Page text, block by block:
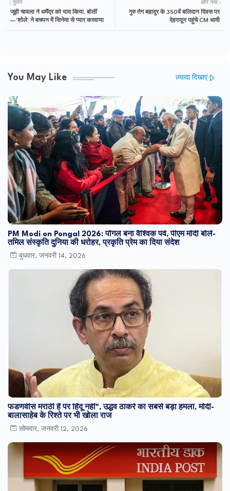
और नया
गुरु तेग बहादुर के 350वें बलिदान दिवस पर
देहरादून पहुंचे CM धामी
पुराने
जूही चावला ने धर्मेंद्र को याद किया, बोलीं
—‘शोले’ ने बचपन में सिनेमा से प्यार करवाया
You May Like ज़्यादा दिखाएं
PM Modi on Pongal 2026: पोंगल बना वैश्विक पर्व, पीएम मोदी बोले-
तमिल संस्कृति दुनिया की धरोहर, प्रकृति प्रेम का दिया संदेश
बुधवार, जनवरी 14, 2026
फडणवीस मराठी हैं पर हिंदू नहीं", उद्धव ठाकरे का सबसे बड़ा हमला, मोदी-
बालासाहेब के रिश्ते पर भी खोला राज
सोमवार, जनवरी 12, 2026